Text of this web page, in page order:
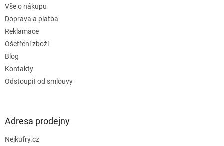
Vše o nákupu
Doprava a platba
Reklamace
Ošetření zboží
Blog
Kontakty
Odstoupit od smlouvy
Adresa prodejny
Nejkufry.cz